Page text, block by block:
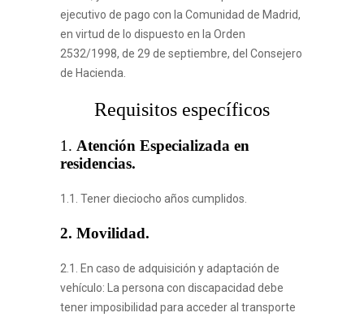
ejecutivo de pago con la Comunidad de Madrid,
en virtud de lo dispuesto en la Orden
2532/1998, de 29 de septiembre, del Consejero
de Hacienda.
Requisitos específicos
1. Atención Especializada en
residencias.
1.1. Tener dieciocho años cumplidos.
2. Movilidad.
2.1. En caso de adquisición y adaptación de
vehículo: La persona con discapacidad debe
tener imposibilidad para acceder al transporte